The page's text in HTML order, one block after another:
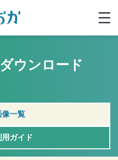
ウンロード
像一覧
用ガイド